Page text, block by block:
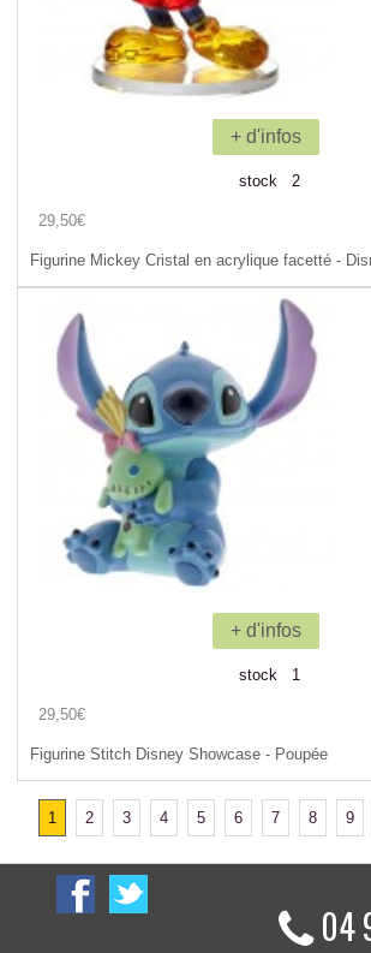
+ d'infos
stock 2
29,50€
Figurine Mickey Cristal en acrylique facetté -
+ d'infos
stock 1
29,50€
Figurine Stitch Disney Showcase - Poupée
1 2 3 4 5 6 7 8 9
04